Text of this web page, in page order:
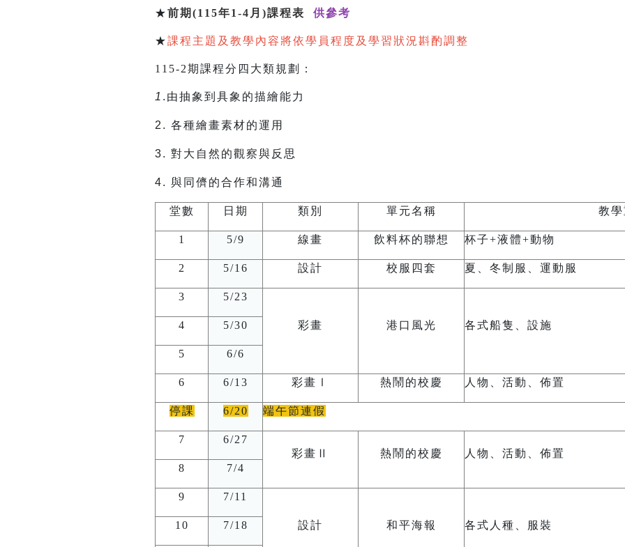
★前期(115年1-4月)課程表 供參考
★課程主題及教學內容將依學員程度及學習狀況斟酌調整
115-2期課程分四大類規劃：
1 .由抽象到具象的描繪能力
2. 各種繪畫素材的運用
3. 對大自然的觀察與反思
4. 與同儕的合作和溝通
堂數 日期 類別 單元名稱 教
1 5/9 線畫 飲料杯的聯想 杯子+液體+動物
2 5/16 設計 校服四套 夏、冬制服、運動服
3 5/23
彩畫 港口風光 各式船隻、設施
4 5/30
5 6/6
6 6/13 彩畫Ⅰ 熱鬧的校慶 人物、活動、佈置
停課 6/20 端午節連假
7
6/27
彩畫Ⅱ
熱鬧的校慶
人物、活動、佈置
8
7/4
9 7/11
設計 和平海報 各式人種、服裝
10 7/18